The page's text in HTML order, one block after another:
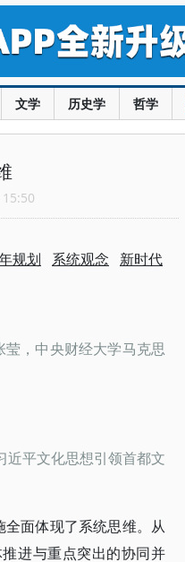
文学 历史学 哲学
规划 系统观念 新时代
，中央财经大学马克思
近平文化思想引领首都文
面体现了系统思维。从
进与重点突出的协同并